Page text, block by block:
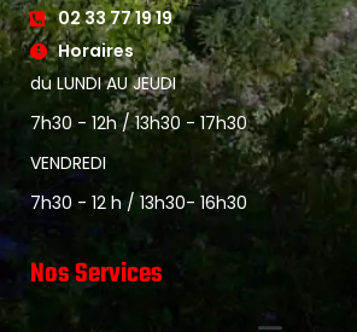
02 33 77 19 19
Horaires
du LUNDI AU JEUDI
7h30 - 12h / 13h30 - 17h30
VENDREDI
7h30 - 12 h / 13h30- 16h30
Nos Services